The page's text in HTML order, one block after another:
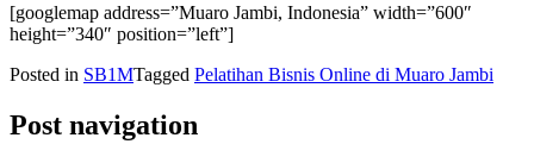
[googlemap address=”Muaro Jambi, Indonesia” width=”600″
height=”340″ position=”left”]
Posted in SB1MTagged Pelatihan Bisnis Online di Muaro Jambi
Post navigation